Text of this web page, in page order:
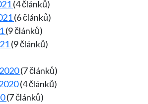
(4 článků)
(6 článků)
(9 článků)
(9 článků)
(7 článků)
(4 článků)
(7 článků)